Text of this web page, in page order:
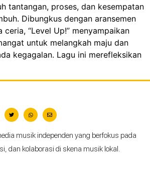
tantangan, proses, dan kesempatan
Dibungkus dengan aransemen
ceria, “Level Up!” menyampaikan
untuk melangkah maju dan
kegagalan. Lagu ini merefleksikan
musik independen yang berfokus pada
dan kolaborasi di skena musik lokal.